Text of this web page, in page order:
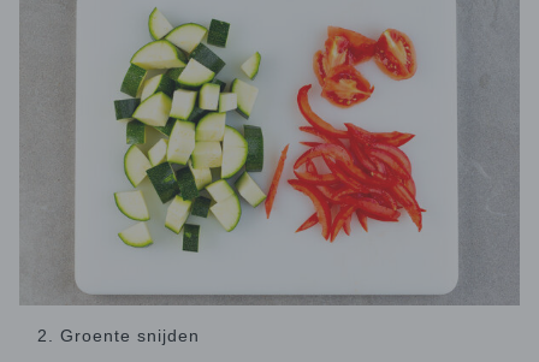
2. Groente snijden